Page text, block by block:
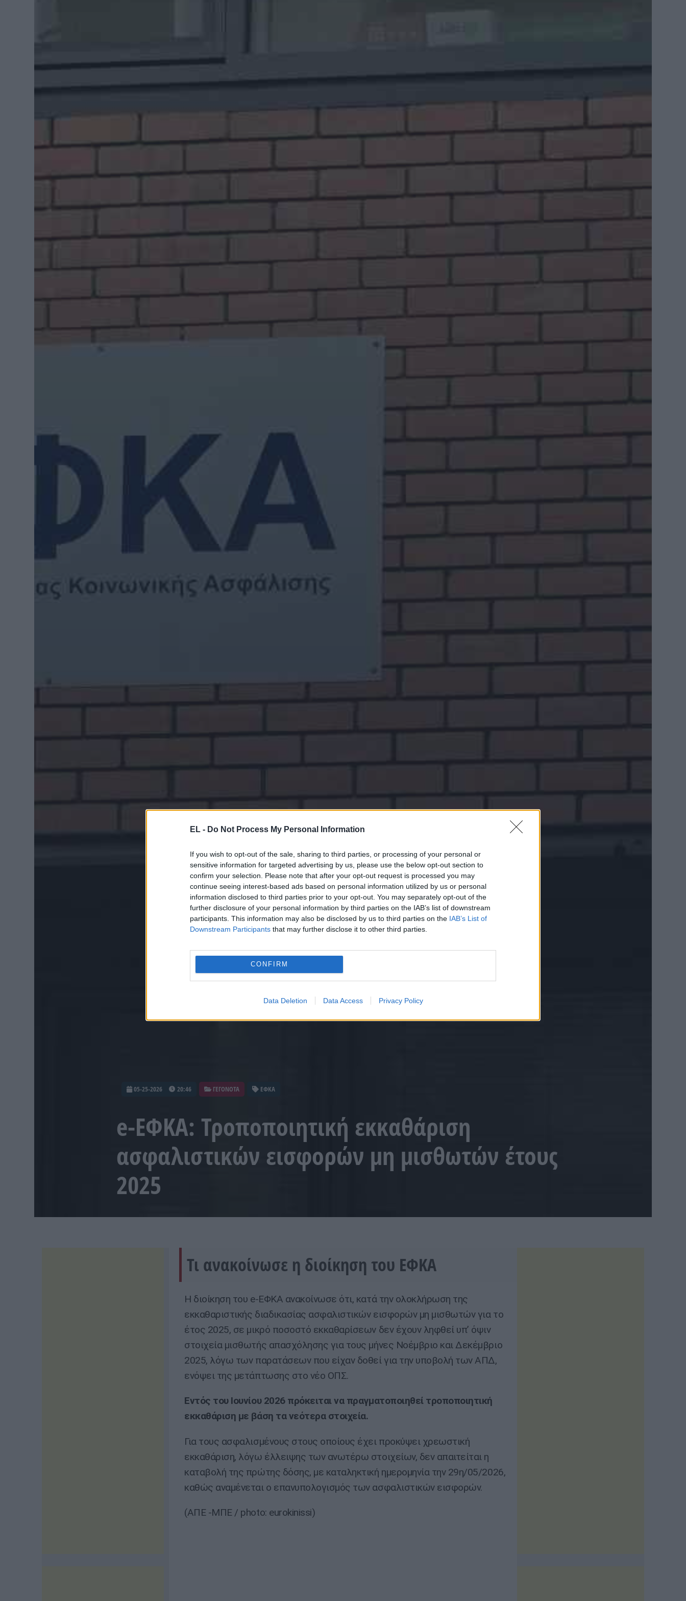
EL - Do Not Process My Personal Information
If you wish to opt-out of the sale, sharing to third parties, or processing of your personal or
sensitive information for targeted advertising by us, please use the below opt-out section to
confirm your selection. Please note that after your opt-out request is processed you may
continue seeing interest-based ads based on personal information utilized by us or personal
information disclosed to third parties prior to your opt-out. You may separately opt-out of the
further disclosure of your personal information by third parties on the IAB’s list of downstream
participants. This information may also be disclosed by us to third parties on the IAB’s List of
Downstream Participants that may further disclose it to other third parties.
CONFIRM
Data Deletion Data Access Privacy Policy
05-25-2026 20:46 ΓΕΓΟΝΟΤΑ ΕΦΚΑ
e-ΕΦΚΑ: Τροποποιητική εκκαθάριση
ασφαλιστικών εισφορών μη μισθωτών έτους
2025
Τι ανακοίνωσε η διοίκηση του ΕΦΚΑ
Η διοίκηση του e-ΕΦΚΑ ανακοίνωσε ότι, κατά την ολοκλήρωση της
εκκαθαριστικής διαδικασίας ασφαλιστικών εισφορών μη μισθωτών για το
έτος 2025, σε μικρό ποσοστό εκκαθαρίσεων δεν έχουν ληφθεί υπ’ όψιν
στοιχεία μισθωτής απασχόλησης για τους μήνες Νοέμβριο και Δεκέμβριο
2025, λόγω των παρατάσεων που είχαν δοθεί για την υποβολή των ΑΠΔ,
ενόψει της μετάπτωσης στο νέο ΟΠΣ.
Εντός του Ιουνίου 2026 πρόκειται να πραγματοποιηθεί τροποποιητική
εκκαθάριση με βάση τα νεότερα στοιχεία.
Για τους ασφαλισμένους στους οποίους έχει προκύψει χρεωστική
εκκαθάριση, λόγω έλλειψης των ανωτέρω στοιχείων, δεν απαιτείται η
καταβολή της πρώτης δόσης, με καταληκτική ημερομηνία την 29η/05/2026,
καθώς αναμένεται ο επανυπολογισμός των ασφαλιστικών εισφορών.
(ΑΠΕ -ΜΠΕ / photo: eurokinissi)